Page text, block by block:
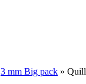
3 mm Big pack »